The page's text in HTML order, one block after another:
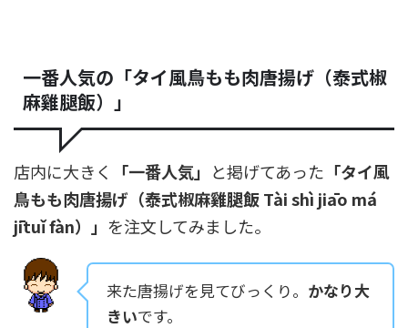
一番人気の「タイ風鳥もも肉唐揚げ（泰式椒
麻雞腿飯）」
店内に大きく 「一番人気」 と掲げてあった 「タイ風
鳥もも肉唐揚げ（泰式椒麻雞腿飯 Tài shì jiāo má
jītuǐ fàn）」 を注文してみました。
来た唐揚げを見てびっくり。 かなり大
きいです。